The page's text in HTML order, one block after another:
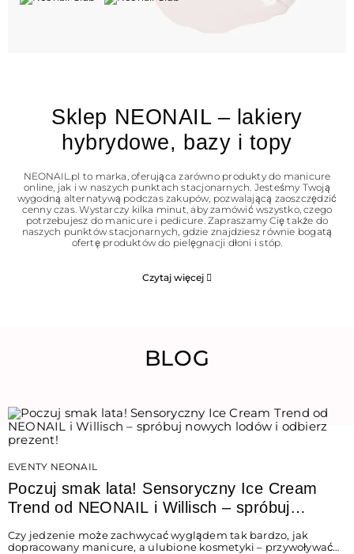
Sklep NEONAIL – lakiery
hybrydowe, bazy i topy
NEONAIL.pl to marka, oferująca zarówno produkty do manicure
online, jak i w naszych punktach stacjonarnych. Jesteśmy Twoją
wygodną alternatywą podczas zakupów, pozwalającą zaoszczędzić
cenny czas. Wystarczy kilka minut, aby zamówić wszystko, czego
potrzebujesz do manicure i pedicure. Zapraszamy Cię także do
naszych punktów stacjonarnych, gdzie znajdziesz równie bogatą
ofertę produktów do pielęgnacji dłoni i stóp.
Czytaj więcej
BLOG
EVENTY NEONAIL
Poczuj smak lata! Sensoryczny Ice Cream
Trend od NEONAIL i Willisch – spróbuj
nowych lodów i odbierz prezent!
Czy jedzenie może zachwycać wyglądem tak bardzo, jak
dopracowany manicure, a ulubione kosmetyki – przywoływać